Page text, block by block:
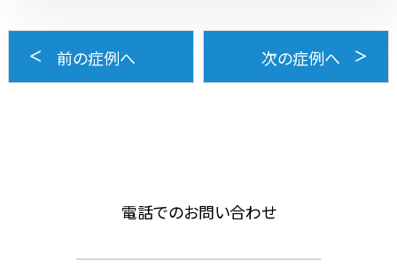
前の症例へ 次の症例へ
電話でのお問い合わせ